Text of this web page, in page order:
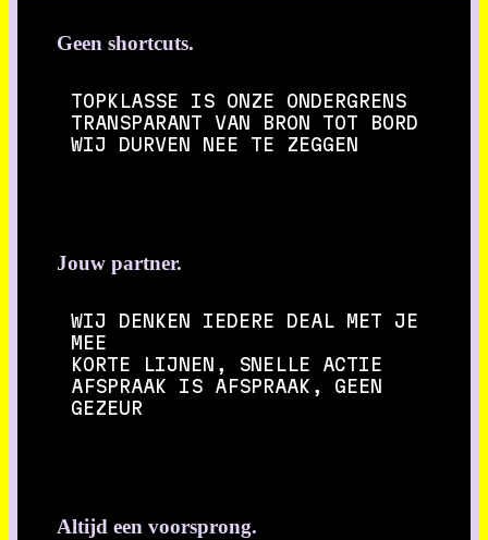
Geen shortcuts.
TOPKLASSE IS ONZE ONDERGRENS
TRANSPARANT VAN BRON TOT BORD
WIJ DURVEN NEE TE ZEGGEN
Jouw partner.
WIJ DENKEN IEDERE DEAL MET JE
MEE
KORTE LIJNEN, SNELLE ACTIE
AFSPRAAK IS AFSPRAAK, GEEN
GEZEUR
Altijd een voorsprong.